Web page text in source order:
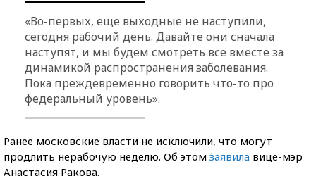
«Во-первых, еще выходные не наступили,
сегодня рабочий день. Давайте они сначала
наступят, и мы будем смотреть все вместе за
динамикой распространения заболевания.
Пока преждевременно говорить что-то про
федеральный уровень».
Ранее московские власти не исключили, что могут
продлить нерабочую неделю. Об этом заявила вице-мэр
Анастасия Ракова.